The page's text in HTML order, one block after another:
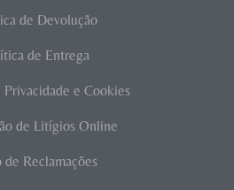
de Devolução
de Entrega
e Cookies
de Litígios Online
de Reclamações